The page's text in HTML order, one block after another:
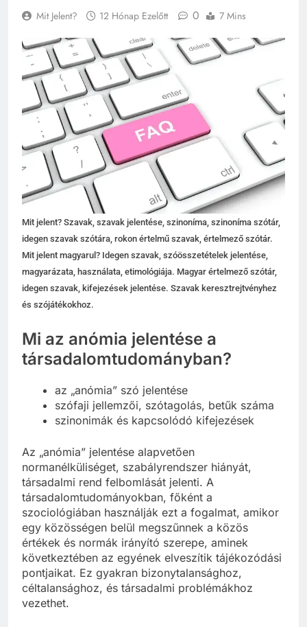
Mit Jelent? 12 Hónap Ezelőtt 0 7 Mins
Mit jelent? Szavak, szavak jelentése, szinoníma, szinoníma szótár,
idegen szavak szótára, rokon értelmű szavak, értelmező szótár.
Mit jelent magyarul? Idegen szavak, szóösszetételek jelentése,
magyarázata, használata, etimológiája. Magyar értelmező szótár,
idegen szavak, kifejezések jelentése. Szavak keresztrejtvényhez
és szójátékokhoz.
Mi az anómia jelentése a
társadalomtudományban?
az „anómia” szó jelentése
szófaji jellemzői, szótagolás, betűk száma
szinonimák és kapcsolódó kifejezések
Az „anómia” jelentése alapvetően
normanélküliséget, szabályrendszer hiányát,
társadalmi rend felbomlását jelenti. A
társadalomtudományokban, főként a
szociológiában használják ezt a fogalmat, amikor
egy közösségen belül megszűnnek a közös
értékek és normák irányító szerepe, aminek
következtében az egyének elveszítik tájékozódási
pontjaikat. Ez gyakran bizonytalansághoz,
céltalansághoz, és társadalmi problémákhoz
vezethet.